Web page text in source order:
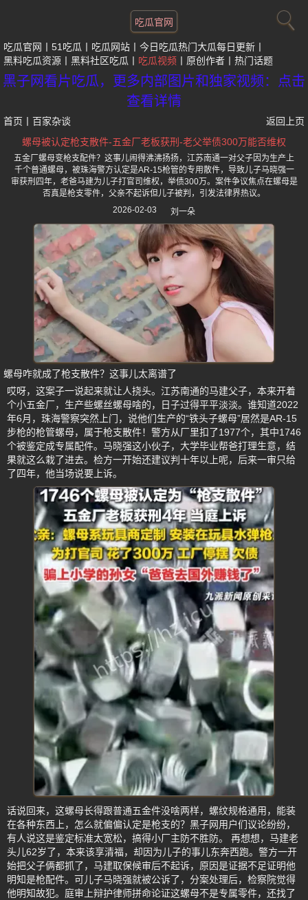
吃瓜官网
吃瓜官网 51吃瓜 吃瓜网站
今日吃瓜热门大瓜每日更新
黑料吃瓜资源
黑料社区吃瓜 吃瓜视频 原创作者 热门话题
黑子网看片吃瓜，更多内部图片和独家视频：点击
查看详情
首页 百家杂谈
返回上页
螺母被认定枪支散件-五金厂老板获刑-老父举债300万能否维权
五金厂螺母变枪支配件？这事儿闹得沸沸扬扬，江苏南通一对父子因为生产上
千个普通螺母，被珠海警方认定是AR-15枪管的专用散件，导致儿子马晓强一
审获刑四年，老爸马建为儿子打官司维权，举债300万。案件争议焦点在螺母是
否真是枪支零件，父亲不起诉但儿子被判，引发法律界热议。
2026-02-03
刘一朵
螺母咋就成了枪支散件？这事儿太离谱了
哎呀，这案子一说起来就让人挠头。江苏南通的马建父子，本来开着
个小五金厂，生产些螺丝螺母啥的，日子过得平平淡淡。谁知道2022
年6月，珠海警察突然上门，说他们生产的“铁头子螺母”居然是AR-15
步枪的枪管螺母，属于枪支散件！警方从厂里扣了1977个，其中1746
个被鉴定成专属配件。马晓强这小伙子，大学毕业帮爸打理生意，结
果就这么栽了进去。检方一开始还建议判十年以上呢，后来一审只给
了四年，他当场说要上诉。
话说回来，这螺母长得跟普通五金件没啥两样，螺纹规格通用，能装
在各种东西上，怎么就偏偏认定是枪支的？黑子网用户们议论纷纷，
有人说这是鉴定标准太宽松，搞得小厂主防不胜防。 再想想，马建老
头儿62岁了，本来该享清福，却因为儿子的事儿东奔西跑。警方一开
始把父子俩都抓了，马建取保候审后不起诉，原因是证据不足证明他
明知是枪配件。可儿子马晓强就被公诉了，分案处理后，检察院觉得
他明知故犯。庭审上辩护律师拼命论证这螺母不是专属零件，还找了